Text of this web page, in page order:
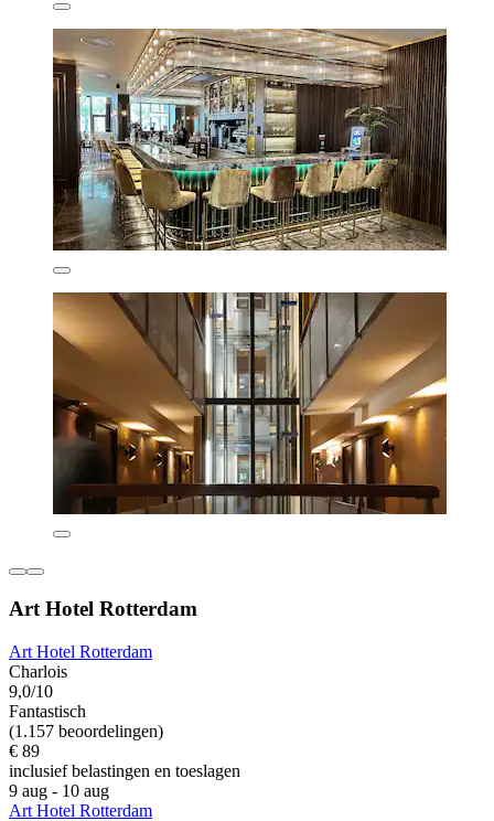
Art Hotel Rotterdam
Art Hotel Rotterdam
Charlois
9,0/10
Fantastisch
(1.157 beoordelingen)
€ 89
inclusief belastingen en toeslagen
9 aug - 10 aug
Art Hotel Rotterdam